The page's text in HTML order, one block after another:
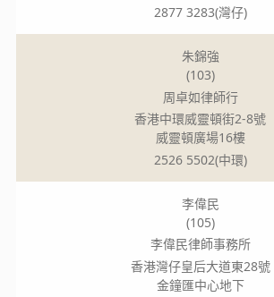
2877 3283(灣仔)
朱錦強
(103)
周卓如律師行
香港中環威靈頓街2-8號
威靈頓廣場16樓
2526 5502(中環)
李偉民
(105)
李偉民律師事務所
香港灣仔皇后大道東28號
金鐘匯中心地下